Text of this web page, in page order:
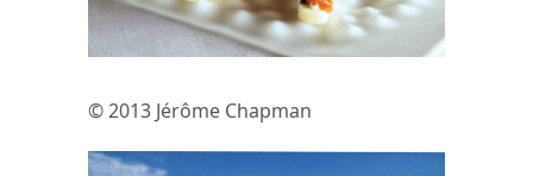
© 2013 Jérôme Chapman